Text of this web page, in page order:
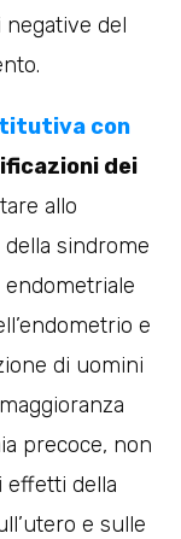
negative del
con
dei
allo
sindrome
endometriale
e
di uomini
precoce, non
effetti della
e sulle